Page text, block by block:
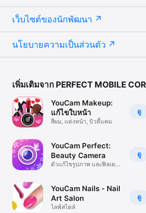
เว็บไซต์ของนักพัฒนา
นโยบายความเป็นส่วนตัว
เพิ่มเติมจาก PERFECT MOBILE
ดู
YouCam Makeup:
แก้ไขใบหน้า
สีผม, แต่งหน้า, บิวตี้แคม
ดู
YouCam Perfect:
Beauty Camera
ตัวแก้ไขรูปภาพ และฟิลเตอร์
ดู
YouCam Nails - Nail
Art Salon
ไลฟ์สไตล์